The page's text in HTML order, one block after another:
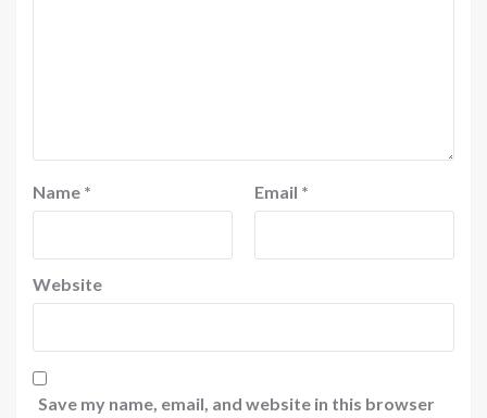
Name * Email *
Website
Save my name, email, and website in this browser